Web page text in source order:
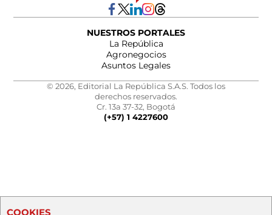
NUESTROS PORTALES
La República
Agronegocios
Asuntos Legales
© 2026, Editorial La República S.A.S. Todos los
derechos reservados.
Cr. 13a 37-32, Bogotá
(+57) 1 4227600
COOKIES